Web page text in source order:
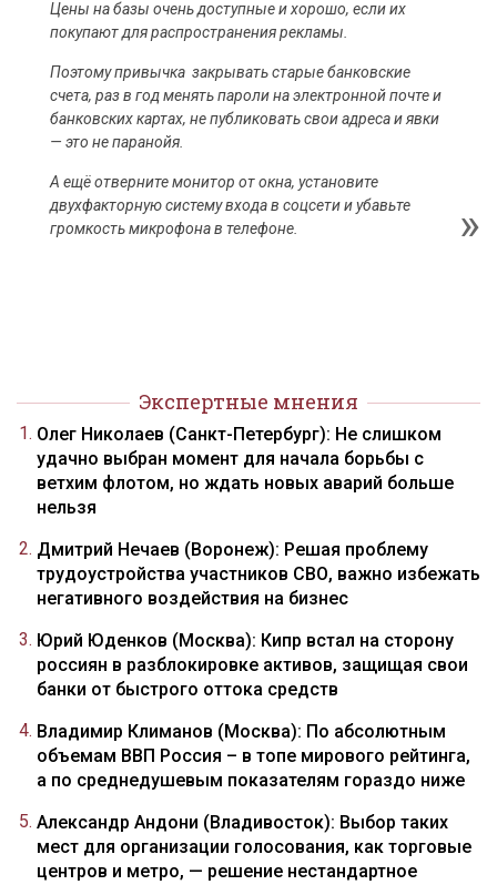
Цены на базы очень доступные и хорошо, если их
покупают для распространения рекламы.
Поэтому привычка закрывать старые банковские
счета, раз в год менять пароли на электронной почте и
банковских картах, не публиковать свои адреса и явки
— это не паранойя.
А ещё отверните монитор от окна, установите
двухфакторную систему входа в соцсети и убавьте
громкость микрофона в телефоне.
Экспертные мнения
Олег Николаев (Санкт-Петербург): Не слишком
удачно выбран момент для начала борьбы с
ветхим флотом, но ждать новых аварий больше
нельзя
Дмитрий Нечаев (Воронеж): Решая проблему
трудоустройства участников СВО, важно избежать
негативного воздействия на бизнес
Юрий Юденков (Москва): Кипр встал на сторону
россиян в разблокировке активов, защищая свои
банки от быстрого оттока средств
Владимир Климанов (Москва): По абсолютным
объемам ВВП Россия – в топе мирового рейтинга,
а по среднедушевым показателям гораздо ниже
Александр Андони (Владивосток): Выбор таких
мест для организации голосования, как торговые
центров и метро, — решение нестандартное